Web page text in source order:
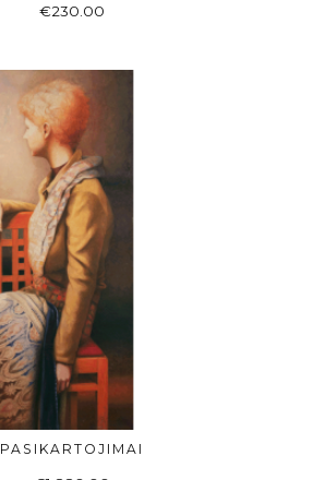
€230.00
Į KREPŠELĮ
PASIKARTOJIMAI